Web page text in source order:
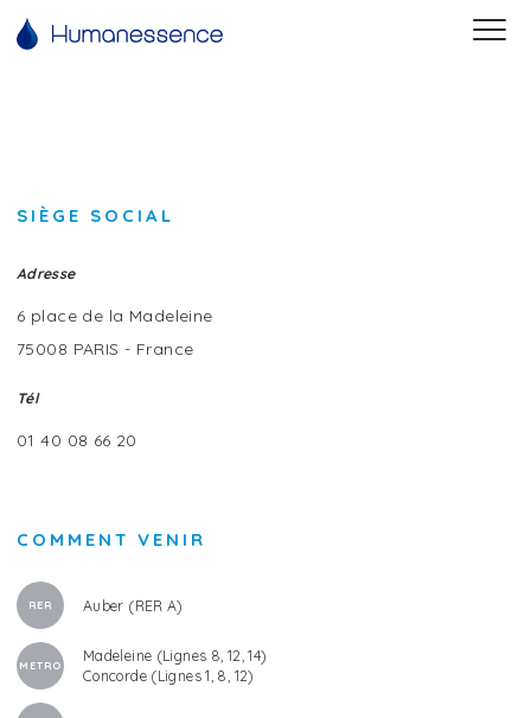
SIÈGE SOCIAL
Adresse
6 place de la Madeleine
75008 PARIS - France
Tél
01 40 08 66 20
COMMENT VENIR
RER Auber (RER A)
METRO
Madeleine (Lignes 8, 12, 14)
Concorde (Lignes 1, 8, 12)